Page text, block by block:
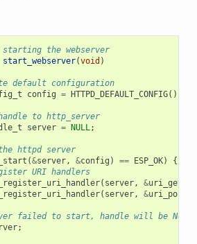
the webserver
start_webserver(void )
default configuration
config = HTTPD_DEFAULT_CONFIG();
to http_server
server = NULL;
httpd server
(&server, &config ) == ESP_OK)
{
URI handlers
( server, &uri_get
( server, &uri_post
failed to start, handle will be NULL
;